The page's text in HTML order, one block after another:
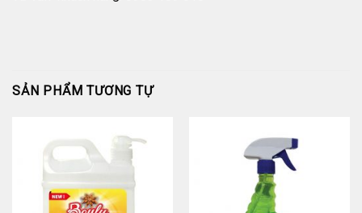
SẢN PHẨM TƯƠNG TỰ